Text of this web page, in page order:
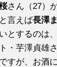
さん（27）
言えば長澤
とするのは
・芋澤貞雄
すが、お酒